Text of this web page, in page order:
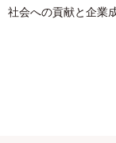
社会への貢献と企業